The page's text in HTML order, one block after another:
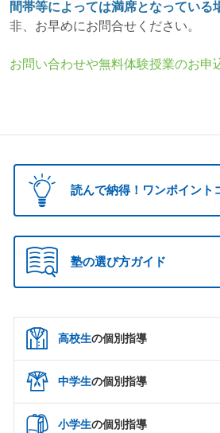
間帯等によっては満席となっている
非、お早めにお問合せください。
お問い合わせや無料体験授業のお申
読んで納得！ワンポイント
塾の選び方ガイド
高校生の個別指導
中学生の個別指導
小学生の個別指導